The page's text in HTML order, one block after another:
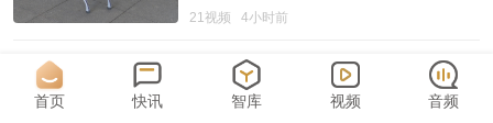
21视频 4小时前
宇树科技，明天申购
首页 快讯 智库 视频 音频